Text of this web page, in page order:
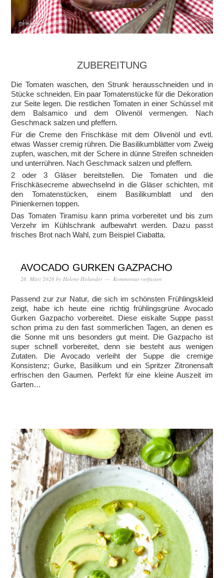
ZUBEREITUNG
Die Tomaten waschen, den Strunk herausschneiden und in
Stücke schneiden. Ein paar Tomatenstücke für die Dekoration
zur Seite legen. Die restlichen Tomaten in einer Schüssel mit
dem Balsamico und dem Olivenöl vermengen. Nach
Geschmack salzen und pfeffern.
Für die Creme den Frischkäse mit dem Olivenöl und evtl.
etwas Wasser cremig rühren. Die Basilikumblätter vom Zweig
zupfen, waschen, mit der Schere in dünne Streifen schneiden
und unterrühren. Nach Geschmack salzen und pfeffern.
2 oder 3 Gläser bereitstellen. Die Tomaten und die
Frischkäsecreme abwechselnd in die Gläser schichten, mit
den Tomatenstücken, einem Basilikumblatt und den
Pinienkernen toppen.
Das Tomaten Tiramisu kann prima vorbereitet und bis zum
Verzehr im Kühlschrank aufbewahrt werden. Dazu passt
frisches Brot nach Wahl, zum Beispiel Ciabatta.
AVOCADO GURKEN GAZPACHO
26. März 2026 by Helene Holunder Kommentar verfassen
Passend zur zur Natur, die sich im schönsten Frühlingskleid
zeigt, habe ich heute eine richtig frühlingsgrüne Avocado
Gurken Gazpacho vorbereitet. Diese eiskalte Suppe passt
schon prima zu den fast sommerlichen Tagen, an denen es
die Sonne mit uns besonders gut meint. Die Gazpacho ist
super schnell vorbereitet, denn sie besteht aus wenigen
Zutaten. Die Avocado verleiht der Suppe die cremige
Konsistenz; Gurke, Basilikum und ein Spritzer Zitronensaft
erfrischen den Gaumen. Perfekt für eine kleine Auszeit im
Garten…